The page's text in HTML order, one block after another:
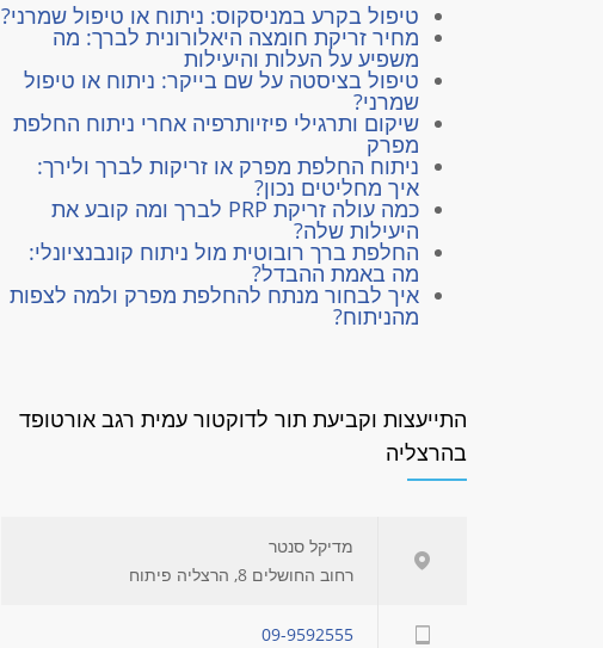
טיפול בקרע במניסקוס: ניתוח או טיפול שמרני?
מחיר זריקת חומצה היאלורונית לברך: מה
משפיע על העלות והיעילות
טיפול בציסטה על שם בייקר: ניתוח או טיפול
שמרני?
שיקום ותרגילי פיזיותרפיה אחרי ניתוח החלפת
מפרק
ניתוח החלפת מפרק או זריקות לברך ולירך:
איך מחליטים נכון?
כמה עולה זריקת PRP לברך ומה קובע את
היעילות שלה?
החלפת ברך רובוטית מול ניתוח קונבנציונלי:
מה באמת ההבדל?
איך לבחור מנתח להחלפת מפרק ולמה לצפות
מהניתוח?
התייעצות וקביעת תור לדוקטור עמית רגב אורטופד
בהרצליה
מדיקל סנטר
רחוב החושלים 8, הרצליה פיתוח
09-9592555